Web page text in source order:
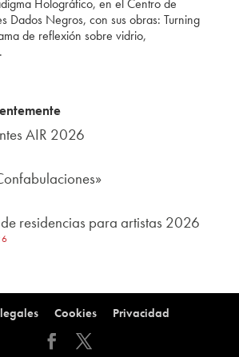
Dados Negros, con sus obras: Turning
de reflexión sobre vidrio,
AIR 2026
residencias para artistas 2026
Cookies Privacidad